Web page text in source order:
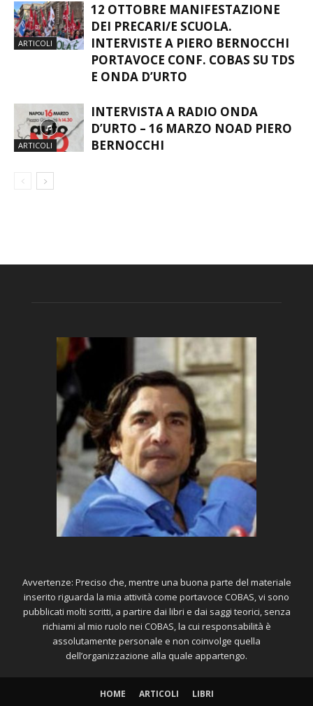
ARTICOLI
12 OTTOBRE MANIFESTAZIONE
DEI PRECARI/E SCUOLA.
INTERVISTE A PIERO BERNOCCHI
PORTAVOCE CONF. COBAS SU TDS
E ONDA D’URTO
ARTICOLI
INTERVISTA A RADIO ONDA
D’URTO – 16 MARZO NOAD PIERO
BERNOCCHI
Avvertenze: Preciso che, mentre una buona parte del materiale
inserito riguarda la mia attività come portavoce COBAS, vi sono
pubblicati molti scritti, a partire dai libri e dai saggi teorici, senza
richiami al mio ruolo nei COBAS, la cui responsabilità è
assolutamente personale e non coinvolge quella
dell’organizzazione alla quale appartengo.
HOME ARTICOLI LIBRI